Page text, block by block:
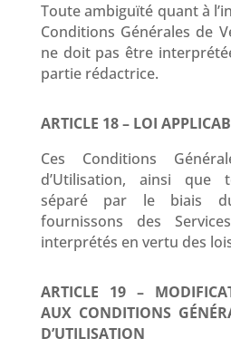
Toute ambiguïté quant à
Conditions Générales de
ne doit pas être
partie rédactrice.
ARTICLE 18 – LOI
Ces Conditions
d’Utilisation, ainsi que
séparé par le biais
fournissons des
interprétés en vertu des
ARTICLE 19 –
AUX CONDITIONS
D’UTILISATION